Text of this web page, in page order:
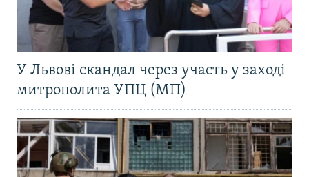
У Львові скандал через участь у заході
митрополита УПЦ (МП)